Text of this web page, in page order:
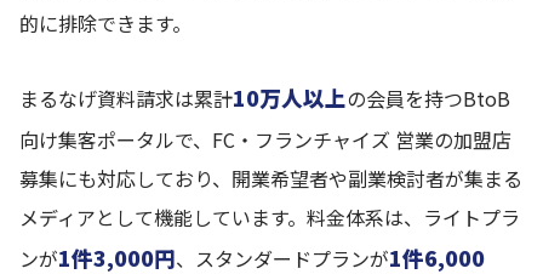
的に排除できます。
まるなげ資料請求は累計10万人以上の会員を持つBtoB
向け集客ポータルで、FC・フランチャイズ 営業の加盟店
募集にも対応しており、開業希望者や副業検討者が集まる
メディアとして機能しています。料金体系は、ライトプラ
ンが1件3,000円、スタンダードプランが1件6,000